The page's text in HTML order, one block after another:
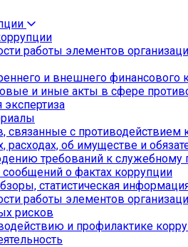
работы элементов
и внешнего финансового
и иные акты в сфере
с противодействием
расходах, об имуществе и
требований к
сообщений о фактах коррупции
статистическая
работы элементов
рисков
и профилактике